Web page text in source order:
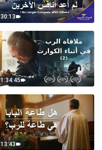
30:13
1:34:45
13:43